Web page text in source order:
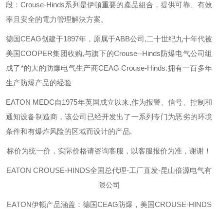
段：Crouse-Hinds系列是伊頓重要的產品組合，提供可靠、有效
率且安全的電力管理解決方案。
德国CEAG创建于1897年，原属于ABB公司,二十世纪九十年代被
美国COOPER集团收购,与旗下的Crouse--Hinds防爆电气公司组
成了*的大的防爆电气生产商CEAG Crouse-Hinds.拥有一百多年
生产防爆产品的经验
EATON MEDC自1975年英国成立以来,作为报警、信号、控制和
通知设备制造商，该公司已经开发出了一系列专门为恶劣的环境
条件和有爆炸风险的区域而设计的产品.
标价为统一价，实际价格请咨询客服，以客服报价为准，谢谢！
EATON CROUSE-HINDS全国总代理-工厂直发-昆山倍源电气有
限公司
EATON伊顿产品涵盖：德国CEAG防爆，美国CROUSE-HINDS